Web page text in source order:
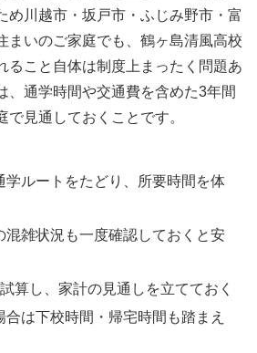
め川越市・坂戸市・ふじみ野市・富
まいのご家庭でも、鶴ヶ島清風高校
ること自体は制度上まったく問題あ
、通学時間や交通費を含めた3年間
見通しておくことです。
学ルートをたどり、所要時間を体
混雑状況も一度確認しておくと安
算し、家計の見通しを立てておく
は下校時間・帰宅時間も踏まえ